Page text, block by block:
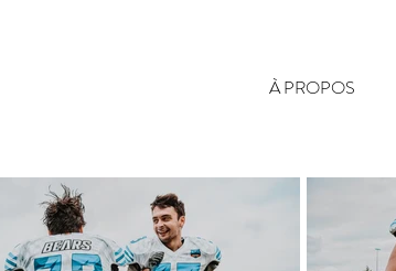
À PROPOS